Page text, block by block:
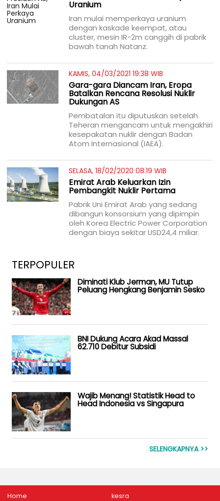
Uranium
Iran mulai memperkaya uranium
dengan kaskade keempat, atau
cluster, mesin IR-2m canggih di pabrik
bawah tanah Natanz.
KAMIS, 04/03/2021 19:38 WIB
Gara-gara Diancam Iran, Eropa
Batalkan Rencana Resolusi Nuklir
Dukungan AS
Pembatalan itu diputuskan setelah
Teheran mengancam untuk mengakhiri
kesepakatan nuklir dengan Badan
Atom Internasional (IAEA).
SELASA, 18/02/2020 08:19 WIB
Emirat Arab Keluarkan Izin
Pembangkit Nuklir Pertama
Pabrik Uni Emirat Arab yang sedang
dibangun konsorsium yang dipimpin
oleh Korea Electric Power Corporation
dengan biaya sekitar USD24,4 miliar.
TERPOPULER
Diminati Klub Jerman, MU Tutup
Peluang Hengkang Benjamin Sesko
BNI Dukung Acara Akad Massal
62.710 Debitur Subsidi
Wajib Menang! Statistik Head to
Head Indonesia vs Singapura
SELENGKAPNYA >>
Home kesra